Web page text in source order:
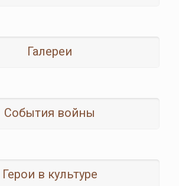
Галереи
События войны
Герои в культуре